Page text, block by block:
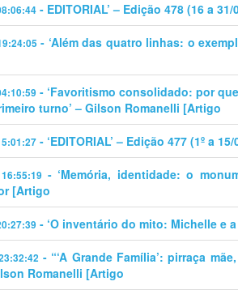
- EDITORIAL’ – Edição 478 (16 a
- ‘Além das quatro linhas: o
- ‘​​Favoritismo consolidado: por
turno’ – Gilson Romanelli [Artigo
- ‘EDITORIAL’ – Edição 477 (1º a
- ‘Memória, identidade: o
[Artigo
- ‘O inventário do mito: Michelle e
- “‘A Grande Família’: pirraça
Romanelli [Artigo